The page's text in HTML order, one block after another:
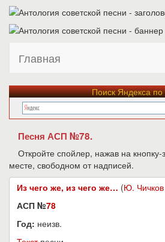
Главная
Поиск Яндекса по
Песня АСП №78.
Откройте спойлер, нажав на кнопку-
месте, свободном от надписей.
Из чего же, из чего же… (Ю. Чичков
АСП №78
Год: неизв.